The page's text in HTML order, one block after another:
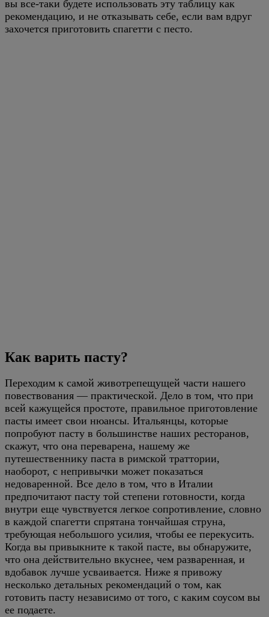
вы все-таки будете использовать эту таблицу как
рекомендацию, и не отказывать себе, если вам вдруг
захочется приготовить спагетти с песто.
Как варить пасту?
Переходим к самой животрепещущей части нашего
повествования — практической. Дело в том, что при
всей кажущейся простоте, правильное приготовление
пасты имеет свои нюансы. Итальянцы, которые
попробуют пасту в большинстве наших ресторанов,
скажут, что она переварена, нашему же
путешественнику паста в римской траттории,
наоборот, с непривычки может показаться
недоваренной. Все дело в том, что в Италии
предпочитают пасту той степени готовности, когда
внутри еще чувствуется легкое сопротивление, словно
в каждой спагетти спрятана тончайшая струна,
требующая небольшого усилия, чтобы ее перекусить.
Когда вы привыкните к такой пасте, вы обнаружите,
что она действительно вкуснее, чем разваренная, и
вдобавок лучше усваивается. Ниже я привожу
несколько детальных рекомендаций о том, как
готовить пасту независимо от того, с каким соусом вы
ее подаете.